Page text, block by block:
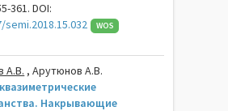
361. DOI:
semi.2018.15.032
WOS
А.В. , Арутюнов А.В.
Накрывающие